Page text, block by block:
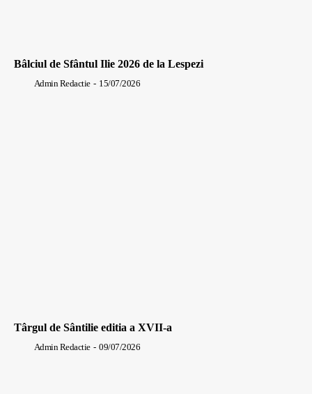
Bâlciul de Sfântul Ilie 2026 de la Lespezi
Admin Redactie - 15/07/2026
Târgul de Sântilie editia a XVII-a
Admin Redactie - 09/07/2026